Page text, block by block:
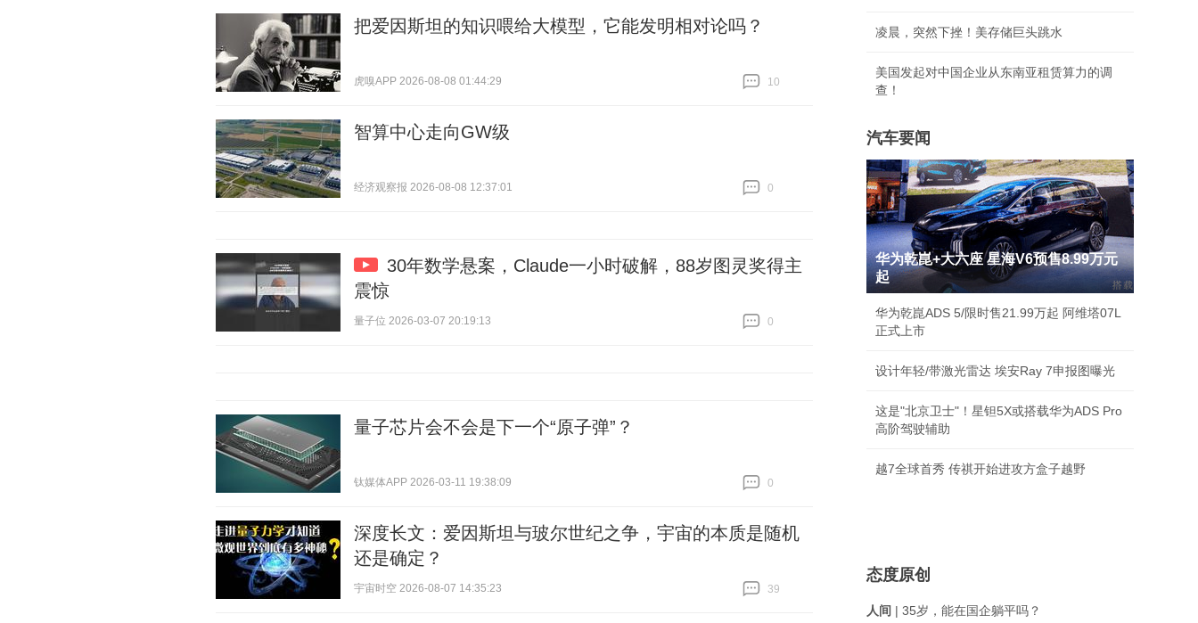
把爱因斯坦的知识喂给大模型，它能发明相对论吗？
虎嗅APP 2026-08-08 01:44:29
10
智算中心走向GW级
经济观察报 2026-08-08 12:37:01
0
30年数学悬案，Claude一小时破解，88岁图灵奖得主
震惊
量子位 2026-03-07 20:19:13
0
量子芯片会不会是下一个“原子弹”？
钛媒体APP 2026-03-11 19:38:09
0
深度长文：爱因斯坦与玻尔世纪之争，宇宙的本质是随机
还是确定？
宇宙时空 2026-08-07 14:35:23
39
凌晨，突然下挫！美存储巨头跳水
美国发起对中国企业从东南亚租赁算力的调
查！
汽车要闻
华为乾崑+大六座 星海V6预售8.99万元
起
华为乾崑ADS 5/限时售21.99万起 阿维塔07L
正式上市
设计年轻/带激光雷达 埃安Ray 7申报图曝光
这是"北京卫士"！星钽5X或搭载华为ADS Pro
高阶驾驶辅助
越7全球首秀 传祺开始进攻方盒子越野
态度原创
人间 | 35岁，能在国企躺平吗？